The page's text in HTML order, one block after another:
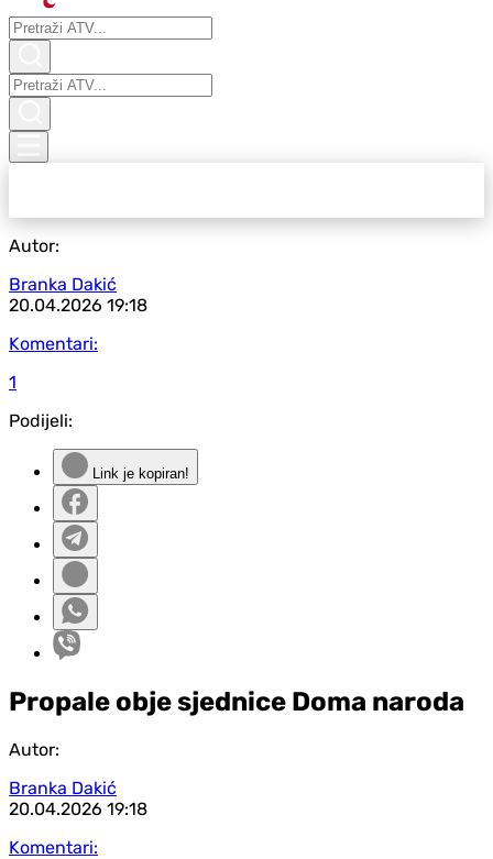
Autor:
Branka Dakić
20.04.2026 19:18
Komentari:
1
Podijeli:
Link je kopiran!
Propale obje sjednice Doma naroda
Autor:
Branka Dakić
20.04.2026 19:18
Komentari: